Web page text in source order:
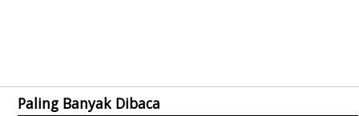
Paling Banyak Dibaca